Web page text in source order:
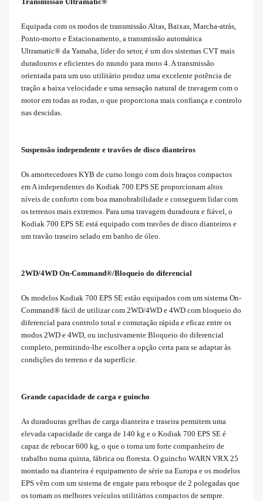
Equipada com os modos de transmissão Altas, Baixas, Marcha-atrás,
Ponto-morto e Estacionamento, a transmissão automática
Ultramatic® da Yamaha, líder do setor, é um dos sistemas CVT mais
duradouros e eficientes do mundo para moto 4. A transmissão
orientada para um uso utilitário produz uma excelente potência de
tração a baixa velocidade e uma sensação natural de travagem com o
motor em todas as rodas, o que proporciona mais confiança e controlo
nas descidas.
Suspensão independente e travões de disco dianteiros
Os amortecedores KYB de curso longo com dois braços compactos
em A independentes do Kodiak 700 EPS SE proporcionam altos
níveis de conforto com boa manobrabilidade e conseguem lidar com
os terrenos mais extremos. Para uma travagem duradoura e fiável, o
Kodiak 700 EPS SE está equipado com travões de disco dianteiros e
um travão traseiro selado em banho de óleo.
2WD/4WD On-Command®/Bloqueio do diferencial
Os modelos Kodiak 700 EPS SE estão equipados com um sistema On-
Command® fácil de utilizar com 2WD/4WD e 4WD com bloqueio do
diferencial para controlo total e comutação rápida e eficaz entre os
modos 2WD e 4WD, ou inclusivamente Bloqueio do diferencial
completo, permitindo-lhe escolher a opção certa para se adaptar às
condições do terreno e da superfície.
Grande capacidade de carga e guincho
As duradouras grelhas de carga dianteira e traseira permitem uma
elevada capacidade de carga de 140 kg e o Kodiak 700 EPS SE é
capaz de rebocar 600 kg, o que o torna um forte companheiro de
trabalho numa quinta, fábrica ou floresta. O guincho WARN VRX 25
montado na dianteira é equipamento de série na Europa e os modelos
EPS vêm com um sistema de engate para reboque de 2 polegadas que
os tornam os melhores veículos utilitários compactos de sempre.